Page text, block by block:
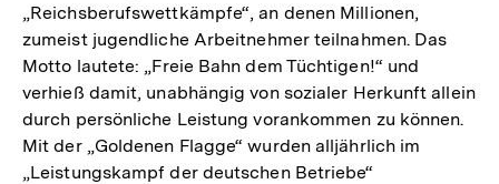
„Reichsberufswettkämpfe“, an denen Millionen,
zumeist jugendliche Arbeitnehmer teilnahmen. Das
Motto lautete: „Freie Bahn dem Tüchtigen!“ und
verhieß damit, unabhängig von sozialer Herkunft allein
durch persönliche Leistung vorankommen zu können.
Mit der „Goldenen Flagge“ wurden alljährlich im
„Leistungskampf der deutschen Betriebe“